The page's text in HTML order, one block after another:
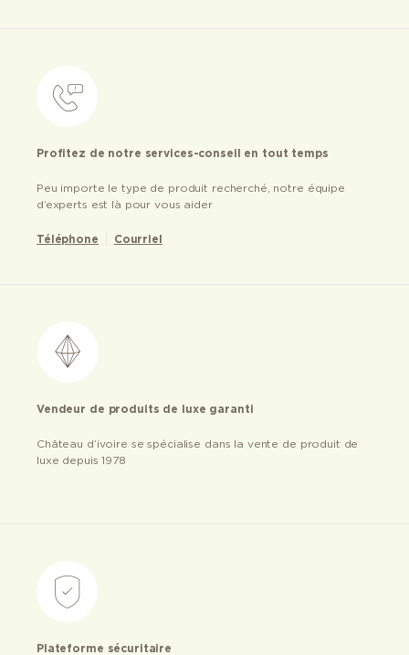
Profitez de notre services-conseil en tout temps
Peu importe le type de produit recherché, notre équipe
d’experts est là pour vous aider
Téléphone Courriel
Vendeur de produits de luxe garanti
Château d’ivoire se spécialise dans la vente de produit de
luxe depuis 1978
Plateforme sécuritaire